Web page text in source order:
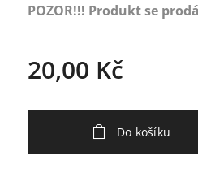
POZOR!!! Produkt se
20,00 Kč
Do košíku